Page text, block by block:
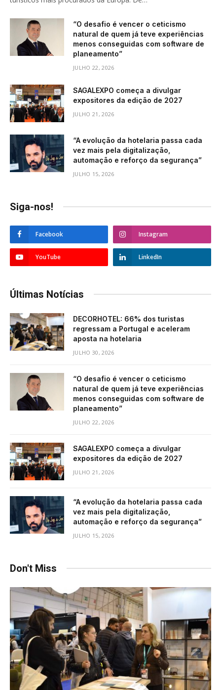
“O desafio é vencer o ceticismo
natural de quem já teve experiências
menos conseguidas com software de
planeamento”
JULHO 22, 2026
SAGALEXPO começa a divulgar
expositores da edição de 2027
JULHO 21, 2026
“A evolução da hotelaria passa cada
vez mais pela digitalização,
automação e reforço da segurança”
JULHO 15, 2026
Siga-nos!
Facebook Instagram
YouTube LinkedIn
Últimas Notícias
DECORHOTEL: 66% dos turistas
regressam a Portugal e aceleram
aposta na hotelaria
JULHO 30, 2026
“O desafio é vencer o ceticismo
natural de quem já teve experiências
menos conseguidas com software de
planeamento”
JULHO 22, 2026
SAGALEXPO começa a divulgar
expositores da edição de 2027
JULHO 21, 2026
“A evolução da hotelaria passa cada
vez mais pela digitalização,
automação e reforço da segurança”
JULHO 15, 2026
Don't Miss